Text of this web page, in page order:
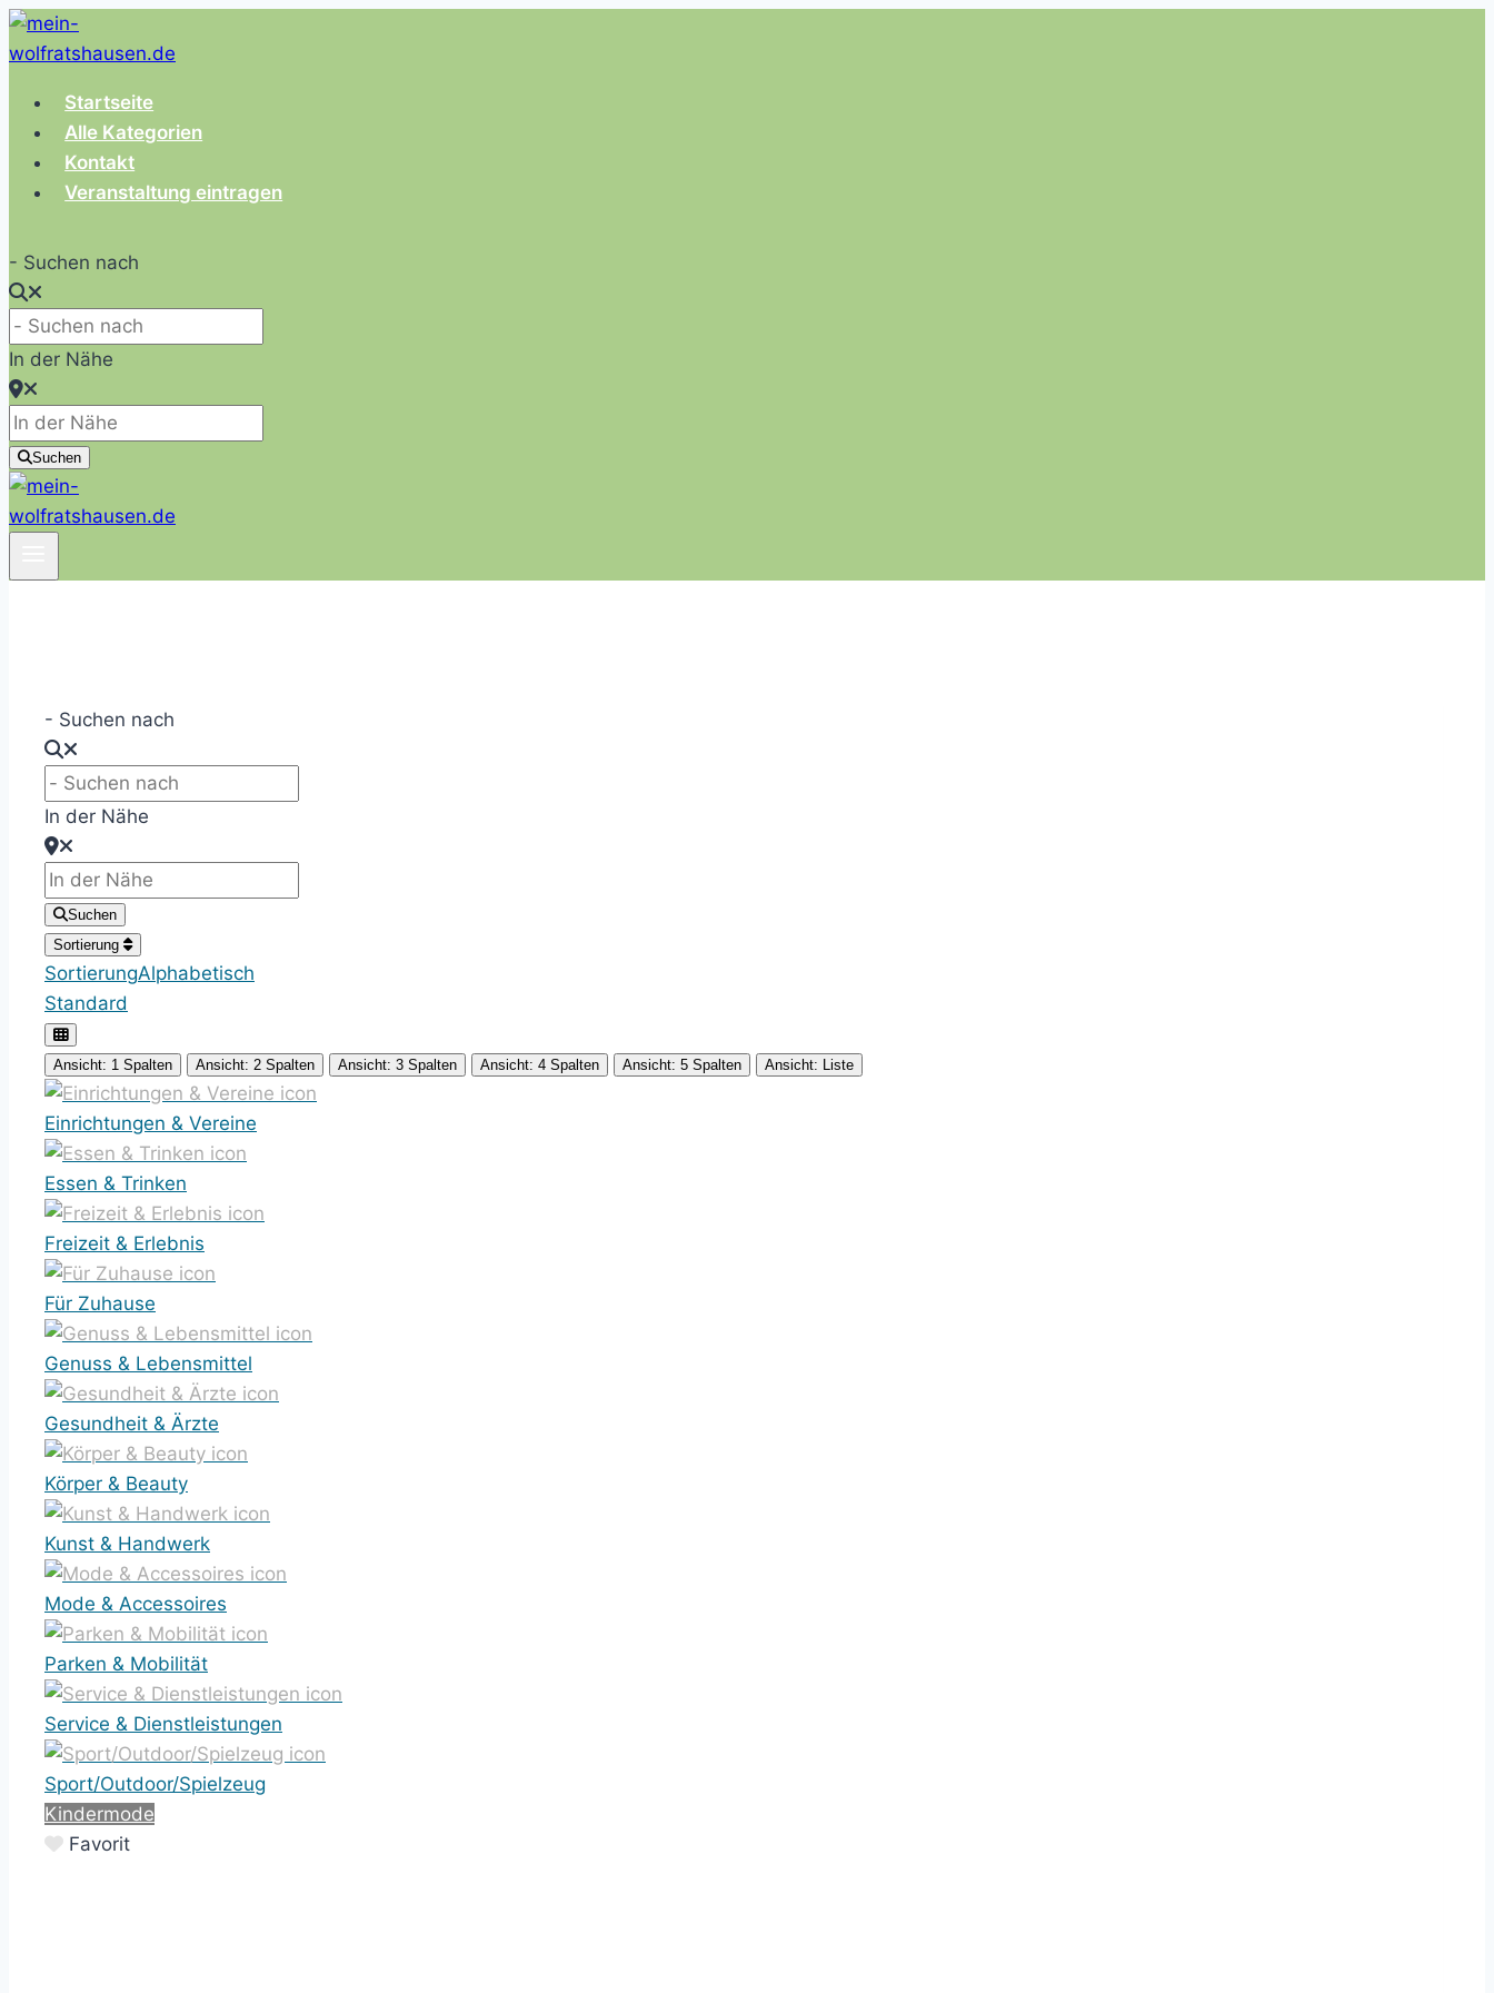
Zum
Inhalt
Startseite
Alle Kategorien
Kontakt
Veranstaltung eintragen
- Suchen nach
In der Nähe
Suchen
- Suchen nach
In der Nähe
Suchen
Sortierung
SortierungAlphabetisch
Standard
Ansicht: 1 Spalten Ansicht: 2 Spalten Ansicht: 3 Spalten Ansicht: 4 Spalten Ansicht: 5 Spalten Ansicht: Liste
Einrichtungen & Vereine
Essen & Trinken
Freizeit & Erlebnis
Für Zuhause
Genuss & Lebensmittel
Gesundheit & Ärzte
Körper & Beauty
Kunst & Handwerk
Mode & Accessoires
Parken & Mobilität
Service & Dienstleistungen
Sport/Outdoor/Spielzeug
Kindermode
Favorit